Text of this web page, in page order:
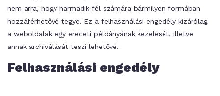
nem arra, hogy harmadik fél számára bármilyen formában
hozzáférhetővé tegye. Ez a felhasználási engedély kizárólag
a weboldalak egy eredeti példányának kezelését, illetve
annak archiválását teszi lehetővé.
Felhasználási engedély